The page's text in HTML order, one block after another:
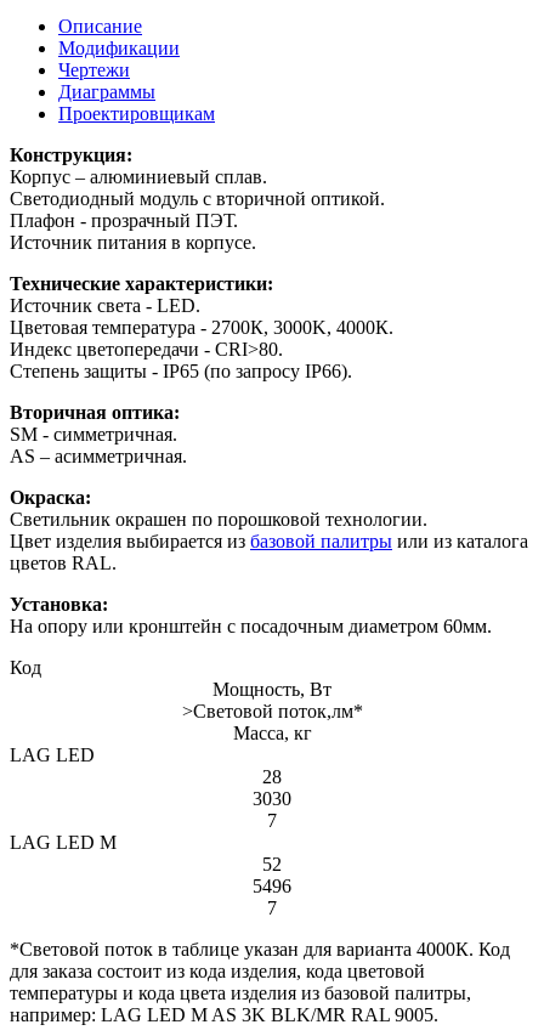
Описание
Модификации
Чертежи
Диаграммы
Проектировщикам
Конструкция:
Корпус – алюминиевый сплав.
Светодиодный модуль с вторичной оптикой.
Плафон - прозрачный ПЭТ.
Источник питания в корпусе.
Технические характеристики:
Источник света - LED.
Цветовая температура - 2700К, 3000K, 4000К.
Индекс цветопередачи - СRI>80.
Степень защиты - IP65 (по запросу IP66).
Вторичная оптика:
SM - симметричная.
AS – асимметричная.
Окраска:
Светильник окрашен по порошковой технологии.
Цвет изделия выбирается из базовой палитры или из каталога
цветов RAL.
Установка:
На опору или кронштейн с посадочным диаметром 60мм.
Код
Мощность, Вт
>Световой поток,лм*
Масса, кг
LAG LED
28
3030
7
LAG LED M
52
5496
7
*Световой поток в таблице указан для варианта 4000К. Код
для заказа состоит из кода изделия, кода цветовой
температуры и кода цвета изделия из базовой палитры,
например: LAG LED M AS 3K BLK/MR RAL 9005.